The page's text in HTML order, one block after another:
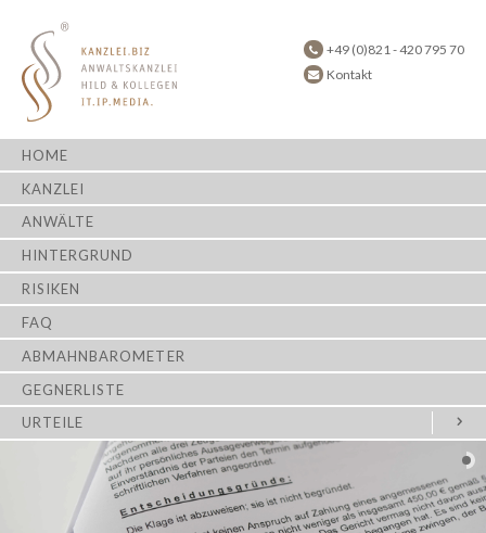
+49 (0)821 - 420 795 70
Kontakt
HOME
KANZLEI
ANWÄLTE
HINTERGRUND
RISIKEN
FAQ
ABMAHNBAROMETER
GEGNERLISTE
URTEILE